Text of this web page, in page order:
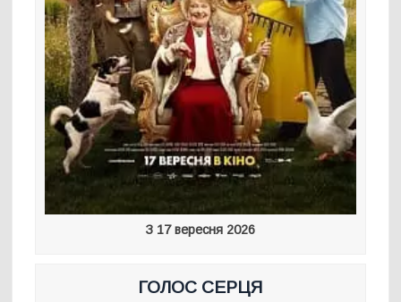
З 17 вересня 2026
ГОЛОС СЕРЦЯ